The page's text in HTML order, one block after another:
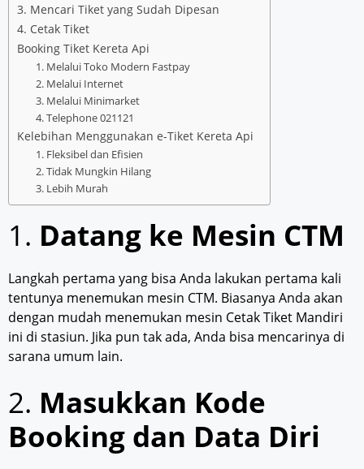
3. Mencari Tiket yang Sudah Dipesan
4. Cetak Tiket
Booking Tiket Kereta Api
1. Melalui Toko Modern Fastpay
2. Melalui Internet
3. Melalui Minimarket
4. Telephone 021121
Kelebihan Menggunakan e-Tiket Kereta Api
1. Fleksibel dan Efisien
2. Tidak Mungkin Hilang
3. Lebih Murah
1. Datang ke Mesin CTM
Langkah pertama yang bisa Anda lakukan pertama kali
tentunya menemukan mesin CTM. Biasanya Anda akan
dengan mudah menemukan mesin Cetak Tiket Mandiri
ini di stasiun. Jika pun tak ada, Anda bisa mencarinya di
sarana umum lain.
2. Masukkan Kode
Booking dan Data Diri